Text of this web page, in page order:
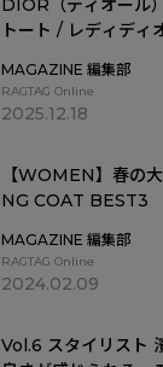
DIOR（ディオール
トート / レディディ
MAGAZINE 編集部
RAGTAG Online
2025.12.18
【WOMEN】春の
NG COAT BEST3
MAGAZINE 編集部
RAGTAG Online
2024.02.09
Vol.6 スタイリスト